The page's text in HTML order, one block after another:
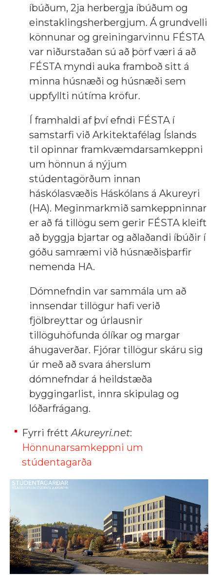
íbúðum, 2ja herbergja íbúðum og
einstaklingsherbergjum. Á grundvelli
könnunar og greiningarvinnu FÉSTA
var niðurstaðan sú að þörf væri á að
FÉSTA myndi auka framboð sitt á
minna húsnæði og húsnæði sem
uppfyllti nútíma kröfur.
Í framhaldi af því efndi FÉSTA í
samstarfi við Arkitektafélag Íslands
til opinnar framkvæmdarsamkeppni
um hönnun á nýjum
stúdentagörðum innan
háskólasvæðis Háskólans á Akureyri
(HA). Meginmarkmið samkeppninnar
er að fá tillögu sem gerir FÉSTA kleift
að byggja bjartar og aðlaðandi íbúðir í
góðu samræmi við húsnæðisþarfir
nemenda HA.
Dómnefndin var sammála um að
innsendar tillögur hafi verið
fjölbreyttar og úrlausnir
tillöguhöfunda ólíkar og margar
áhugaverðar. Fjórar tillögur skáru sig
úr með að svara áherslum
dómnefndar á heildstæða
byggingarlist, innra skipulag og
lóðarfrágang.
Fyrri fréttAkureyri.net:
Hönnunarsamkeppni um
stúdentagarða